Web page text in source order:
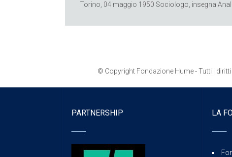
Torino, 04 maggio 1950 Sociologo, insegna
© Copyright Fondazione Hume - Tutti i
PARTNERSHIP LA